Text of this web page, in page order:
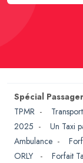
Spécial
TPMR -
2025 - Un Taxi
Ambulance -
ORLY
- Forfait